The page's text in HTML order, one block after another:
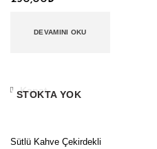
DEVAMINI OKU
STOKTA YOK
Kapat
Sütlü Kahve Çekirdekli